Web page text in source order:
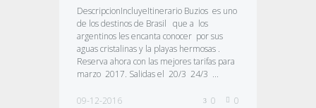
DescripcionIncluyeItinerario Buzios es uno
de los destinos de Brasil que a los
argentinos les encanta conocer por sus
aguas cristalinas y la playas hermosas .
Reserva ahora con las mejores tarifas para
marzo 2017. Salidas el 20/3 24/3 ...
09-12-2016 0
0